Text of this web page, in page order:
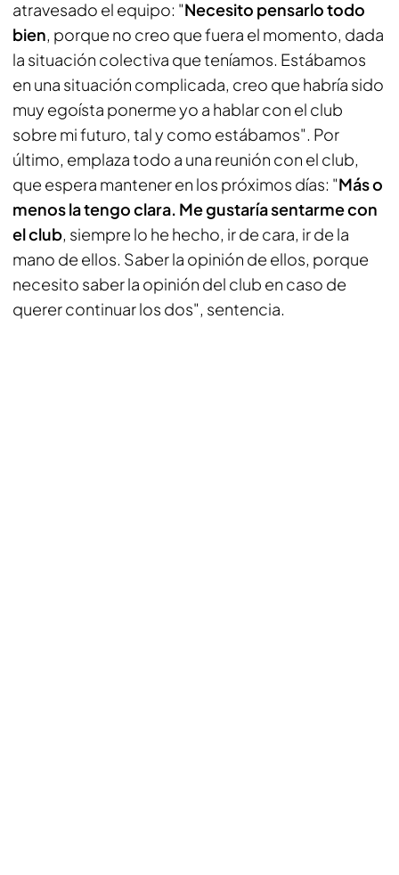
atravesado el equipo: "Necesito pensarlo todo
bien, porque no creo que fuera el momento, dada
la situación colectiva que teníamos. Estábamos
en una situación complicada, creo que habría sido
muy egoísta ponerme yo a hablar con el club
sobre mi futuro, tal y como estábamos". Por
último, emplaza todo a una reunión con el club,
que espera mantener en los próximos días: "Más o
menos la tengo clara. Me gustaría sentarme con
el club, siempre lo he hecho, ir de cara, ir de la
mano de ellos. Saber la opinión de ellos, porque
necesito saber la opinión del club en caso de
querer continuar los dos", sentencia.